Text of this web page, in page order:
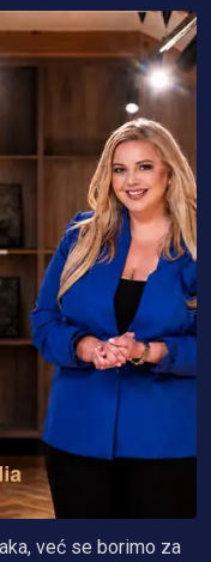
već se borimo za